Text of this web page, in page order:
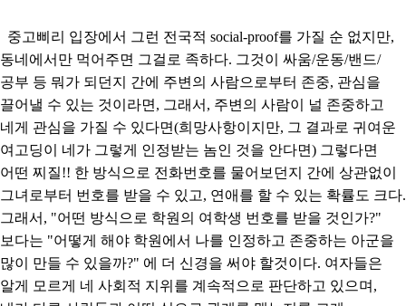
중고삐리 입장에서 그런 전국적 social-proof를 가질 순 없지만,
동네에서만 먹어주면 그걸로 족하다. 그것이 싸움/운동/밴드/
공부 등 뭐가 되던지 간에 주변의 사람으로부터 존중, 관심을
끌어낼 수 있는 것이라면, 그래서, 주변의 사람이 널 존중하고
네게 관심을 가질 수 있다면(희망사항이지만, 그 결과로 귀여운
여고딩이 네가 그렇게 인정받는 놈인 것을 안다면) 그렇다면
어떤 찌질!! 한 방식으로 전화번호를 물어보던지 간에 상관없이
그녀로부터 번호를 받을 수 있고, 연애를 할 수 있는 확률도 크다.
그래서, "어떤 방식으로 학원의 여학생 번호를 받을 것인가?"
보다는 "어떻게 해야 학원에서 나를 인정하고 존중하는 아군을
많이 만들 수 있을까?" 에 더 신경을 써야 할것이다. 여자들은
알게 모르게 네 사회적 지위를 계속적으로 판단하고 있으며,